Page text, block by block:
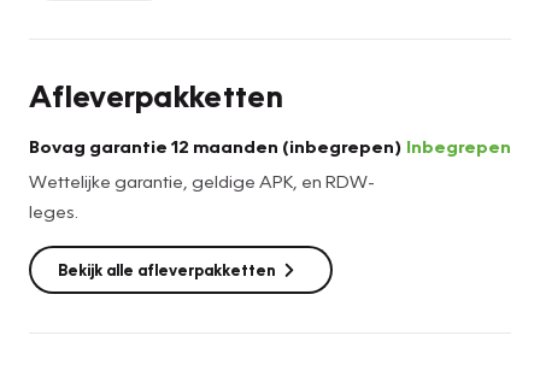
Afleverpakketten
Bovag garantie 12 maanden (inbegrepen)
Wettelijke garantie, geldige APK, en RDW-
leges.
Inbegrepen
Bekijk alle afleverpakketten